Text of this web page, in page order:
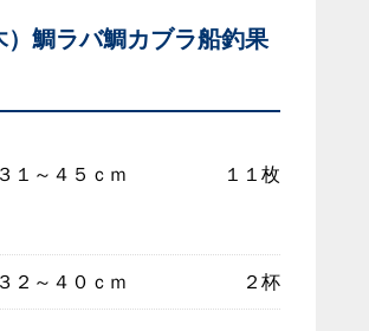
）鯛ラバ鯛カブラ船釣果
３１～４５ｃｍ １１枚
３２～４０ｃｍ ２杯